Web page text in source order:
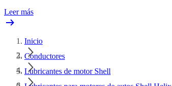
Leer más
Inicio
Conductores
Lubricantes de motor Shell